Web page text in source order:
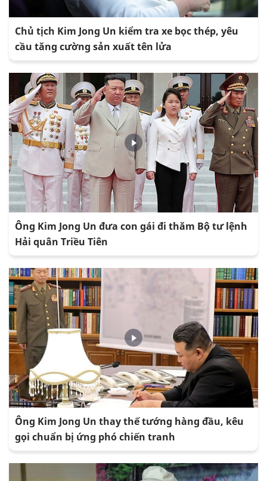
Chủ tịch Kim Jong Un kiểm tra xe bọc thép, yêu
cầu tăng cường sản xuất tên lửa
Ông Kim Jong Un đưa con gái đi thăm Bộ tư lệnh
Hải quân Triều Tiên
Ông Kim Jong Un thay thế tướng hàng đầu, kêu
gọi chuẩn bị ứng phó chiến tranh